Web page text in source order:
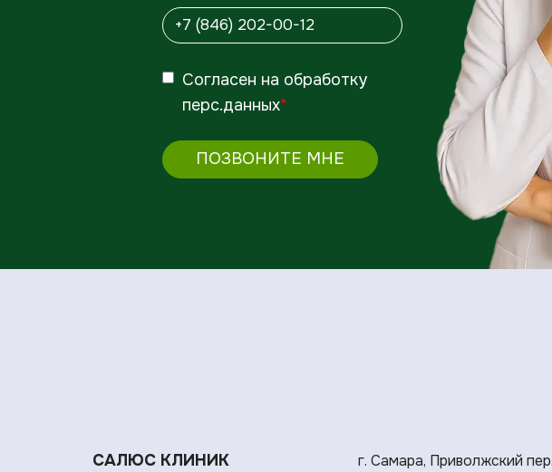
Согласен на обработку
перс.данных*
ПОЗВОНИТЕ МНЕ
САЛЮС КЛИНИК г. Самара, Приволжский